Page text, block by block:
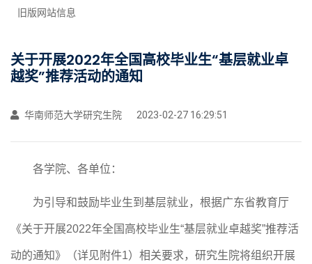
旧版网站信息
关于开展2022年全国高校毕业生“基层就业卓
越奖”推荐活动的通知
华南师范大学研究生院 2023-02-27 16:29:51
各学院、各单位：
为引导和鼓励毕业生到基层就业，根据广东省教育厅
《关于开展2022年全国高校毕业生“基层就业卓越奖”推荐活
动的通知》（详见附件1）相关要求， 研究生院将组织开展